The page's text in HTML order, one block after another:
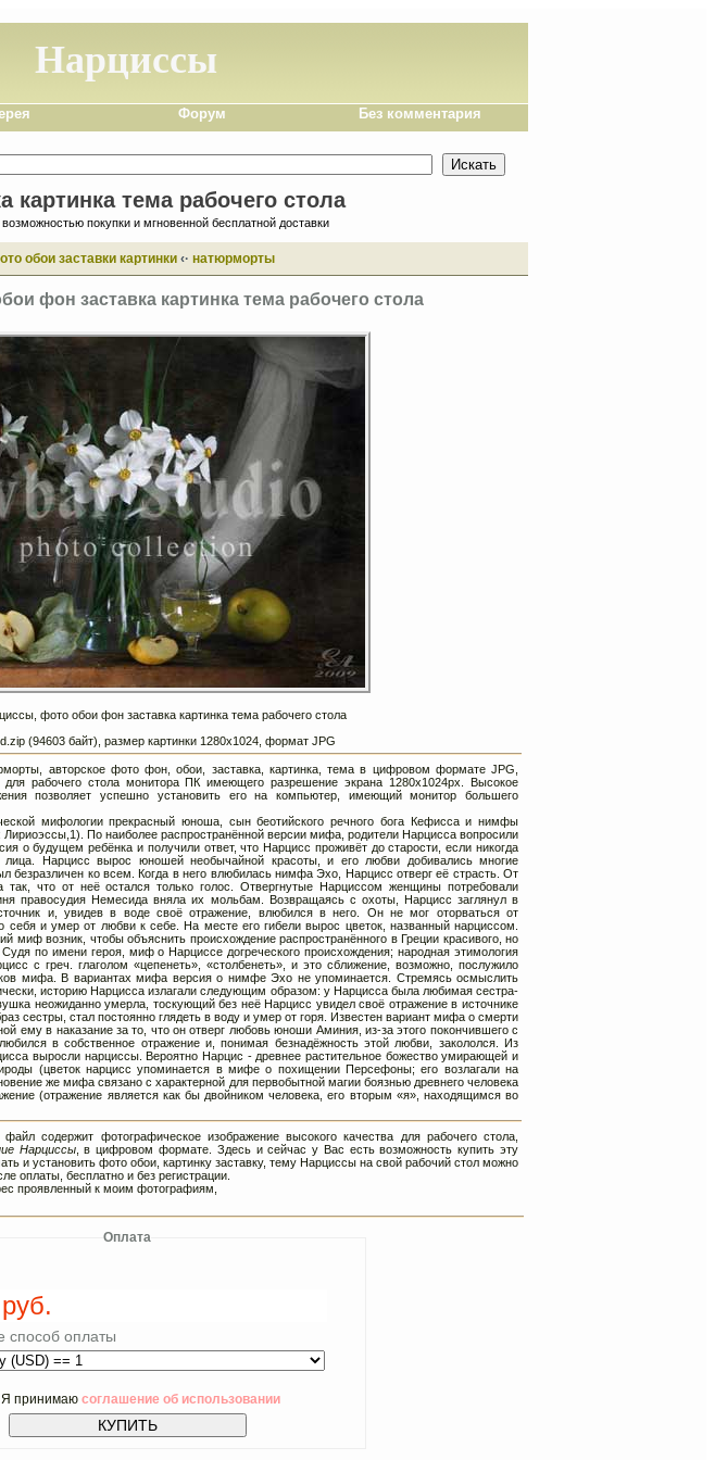
Нарциссы
Форум Без комментария
тема рабочего стола
покупки и мгновенной бесплатной доставки
обои заставки картинки ‹· натюрморты
фон заставка картинка тема рабочего стола
фото обои фон заставка картинка тема рабочего стола
(94603 байт), размер картинки 1280х1024, формат JPG
авторское фото фон, обои, заставка, картинка, тема в цифровом формате JPG,
рабочего стола монитора ПК имеющего разрешение экрана 1280х1024px. Высокое
позволяет успешно установить его на компьютер, имеющий монитор большего
мифологии прекрасный юноша, сын беотийского речного бога Кефисса и нимфы
Лириоэссы,1). По наиболее распространённой версии мифа, родители Нарцисса вопросили
о будущем ребёнка и получили ответ, что Нарцисс проживёт до старости, если никогда
лица. Нарцисс вырос юношей необычайной красоты, и его любви добивались многие
безразличен ко всем. Когда в него влюбилась нимфа Эхо, Нарцисс отверг её страсть. От
так, что от неё остался только голос. Отвергнутые Нарциссом женщины потребовали
правосудия Немесида вняла их мольбам. Возвращаясь с охоты, Нарцисс заглянул в
и, увидев в воде своё отражение, влюбился в него. Он не мог оторваться от
себя и умер от любви к себе. На месте его гибели вырос цветок, названный нарциссом.
миф возник, чтобы объяснить происхождение распространённого в Греции красивого, но
Судя по имени героя, миф о Нарциссе догреческого происхождения; народная этимология
с греч. глаголом «цепенеть», «столбенеть», и это сближение, возможно, послужило
мифа. В вариантах мифа версия о нимфе Эхо не упоминается. Стремясь осмыслить
историю Нарцисса излагали следующим образом: у Нарцисса была любимая сестра-
неожиданно умерла, тоскующий без неё Нарцисс увидел своё отражение в источнике
сестры, стал постоянно глядеть в воду и умер от горя. Известен вариант мифа о смерти
ему в наказание за то, что он отверг любовь юноши Аминия, из-за этого покончившего с
в собственное отражение и, понимая безнадёжность этой любви, закололся. Из
выросли нарциссы. Вероятно Нарцис - древнее растительное божество умирающей и
(цветок нарцисс упоминается в мифе о похищении Персефоны; его возлагали на
же мифа связано с характерной для первобытной магии боязнью древнего человека
(отражение является как бы двойником человека, его вторым «я», находящимся во
содержит фотографическое изображение высокого качества для рабочего стола,
Нарциссы, в цифровом формате. Здесь и сейчас у Вас есть возможность купить эту
и установить фото обои, картинку заставку, тему Нарциссы на свой рабочий стол можно
оплаты, бесплатно и без регистрации.
проявленный к моим фотографиям,
Оплата
способ оплаты
Я принимаю соглашение об использовании